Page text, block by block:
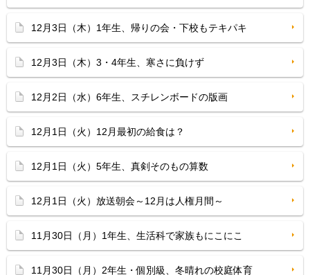
12月3日（木）1年生、帰りの会・下校もテキパキ
12月3日（木）3・4年生、寒さに負けず
12月2日（水）6年生、スチレンボードの版画
12月1日（火）12月最初の給食は？
12月1日（火）5年生、真剣そのもの算数
12月1日（火）放送朝会～12月は人権月間～
11月30日（月）1年生、生活科で家族もにこにこ
11月30日（月）2年生・個別級、冬晴れの校庭体育